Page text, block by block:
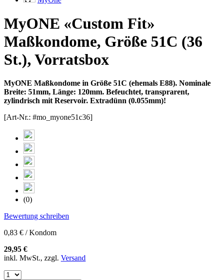
MyONE «Custom Fit»
Maßkondome, Größe 51C (36
St.), Vorratsbox
MyONE Maßkondome in Größe 51C (ehemals E88). Nominale
Breite: 51mm, Länge: 120mm. Befeuchtet, transprarent,
zylindrisch mit Reservoir. Extradünn (0.055mm)!
[Art-Nr.: #mo_myone51c36]
(0)
Bewertung schreiben
0,83 € / Kondom
29,95 €
inkl. MwSt., zzgl. Versand